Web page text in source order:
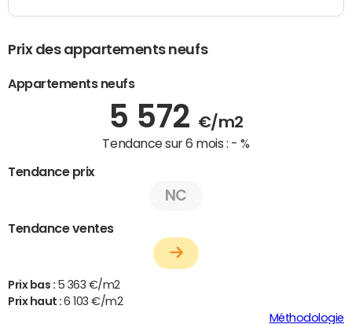
Prix des appartements neufs
Appartements neufs
5 572 €/m2
Tendance sur 6 mois : - %
Tendance prix
NC
Tendance ventes
Prix bas : 5 363 €/m2
Prix haut :6 103 €/m2
Méthodologie